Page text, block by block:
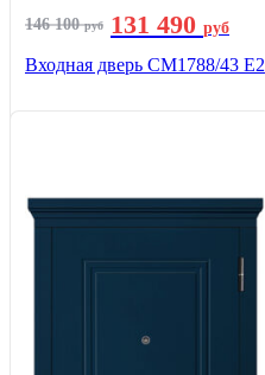
146 100руб 131 490 руб
Входная дверь СМ1788/43 E2